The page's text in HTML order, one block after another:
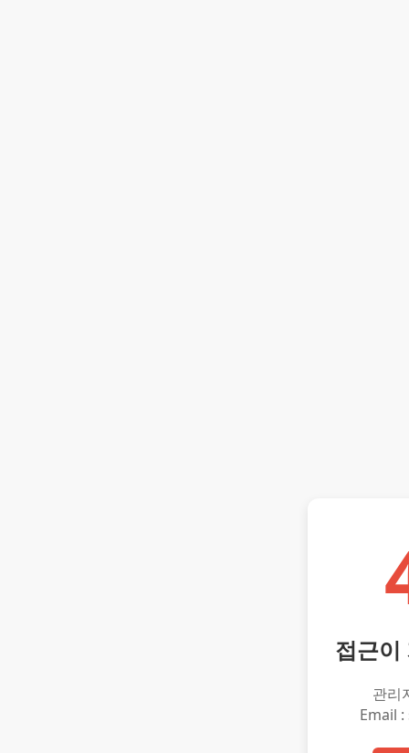
접근이
관리
Email